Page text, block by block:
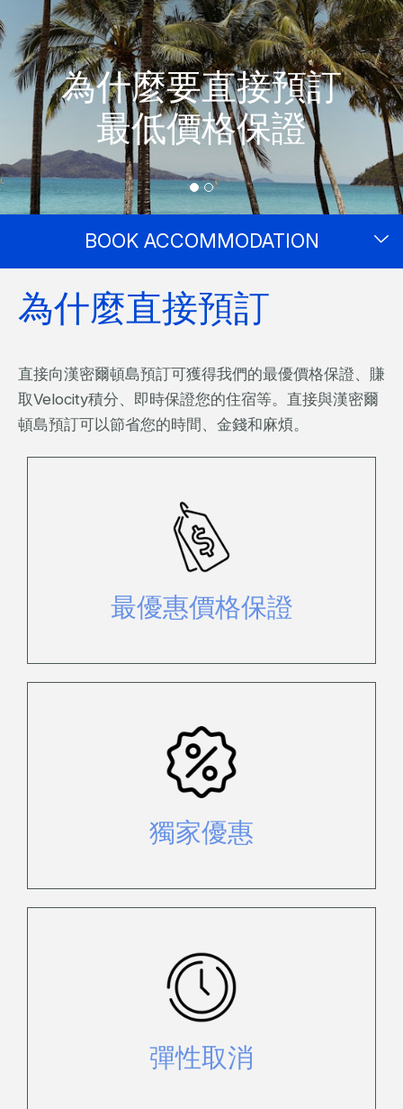
為什麼要直接預訂
最低價格保證
BOOK ACCOMMODATION
為什麼直接預訂
直接向漢密爾頓島預訂可獲得我們的最優價格保證、賺
取Velocity積分、即時保證您的住宿等。直接與漢密爾
頓島預訂可以節省您的時間、金錢和麻煩。
最優惠價格保證
如果您在同一天找到價格更低的相同
預訂，我們將匹配*。
獨家優惠
享受獨家直接優惠
彈性取消
享受彈性、簡單、無煩惱的取消政
策。有關政策請參閱預訂條件頁面。